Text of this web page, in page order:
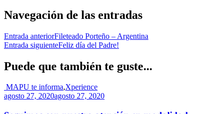
Navegación de las entradas
Entrada anteriorFileteado Porteño – Argentina
Entrada siguienteFeliz día del Padre!
Puede que también te guste...
MAPU te informa,Xperience
agosto 27, 2020agosto 27, 2020